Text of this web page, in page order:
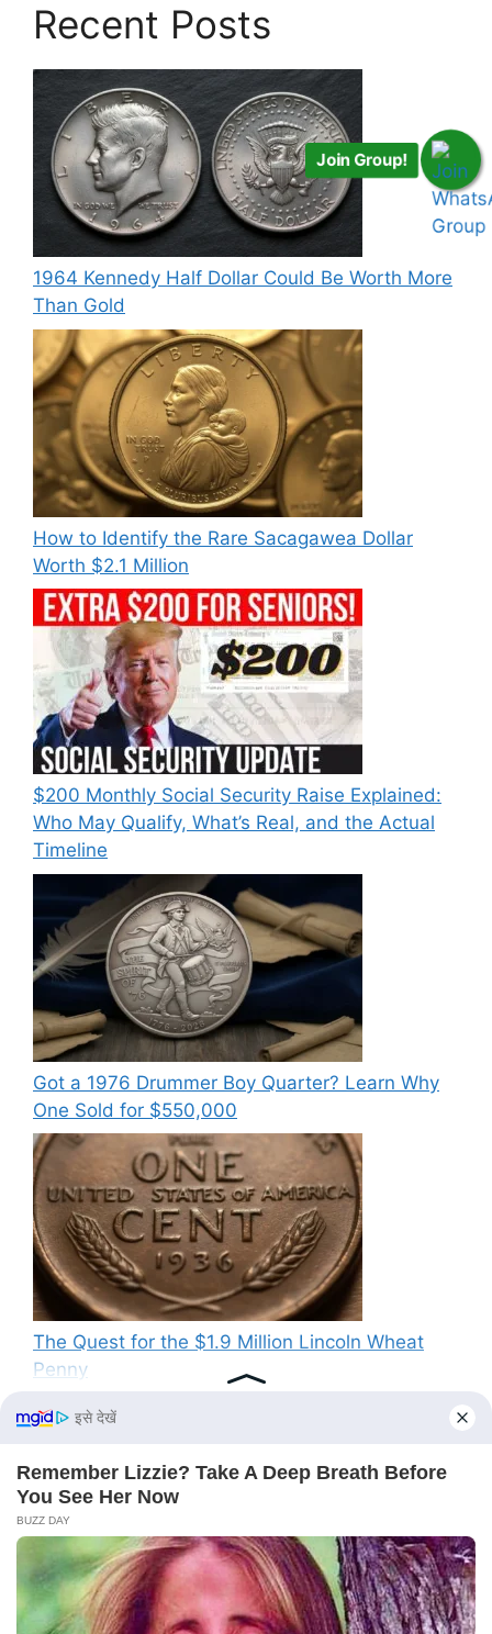
Recent Posts
1964 Kennedy Half Dollar Could Be Worth More
Than Gold
How to Identify the Rare Sacagawea Dollar
Worth $2.1 Million
$200 Monthly Social Security Raise Explained:
Who May Qualify, What’s Real, and the Actual
Timeline
Got a 1976 Drummer Boy Quarter? Learn Why
One Sold for $550,000
The Quest for the $1.9 Million Lincoln Wheat
Penny
Recent Comments
No comments to show.
Join Group!